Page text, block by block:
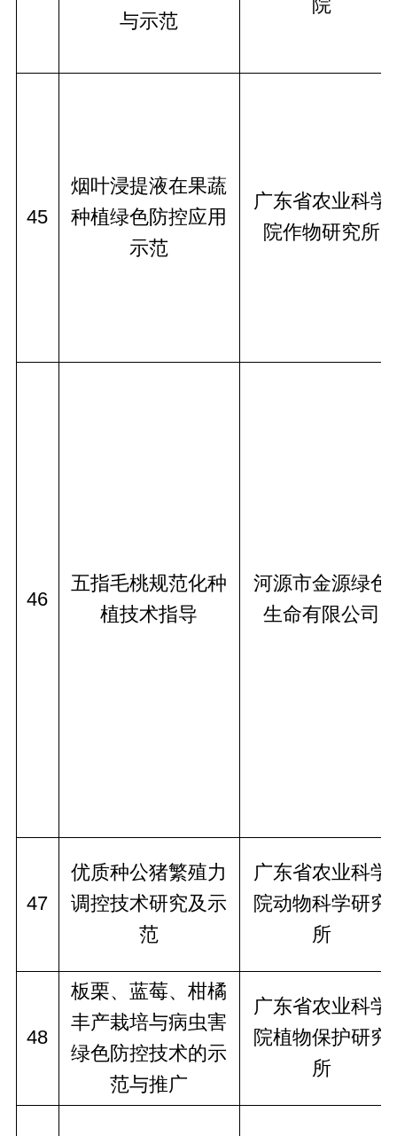
与示范
院
45
烟叶浸提液在果蔬
种植绿色防控应用
示范
广东省农业科学
院作物研究所
46
五指毛桃规范化种
植技术指导
河源市金源绿色
生命有限公司
47
优质种公猪繁殖力
调控技术研究及示
范
广东省农业科学
院动物科学研究
所
48
板栗、蓝莓、柑橘
丰产栽培与病虫害
绿色防控技术的示
范与推广
广东省农业科学
院植物保护研究
所